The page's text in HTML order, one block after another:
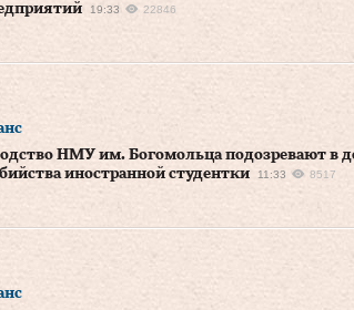
19:33 22846
НМУ им. Богомольца подозревают в
иностранной студентки
11:33 8517